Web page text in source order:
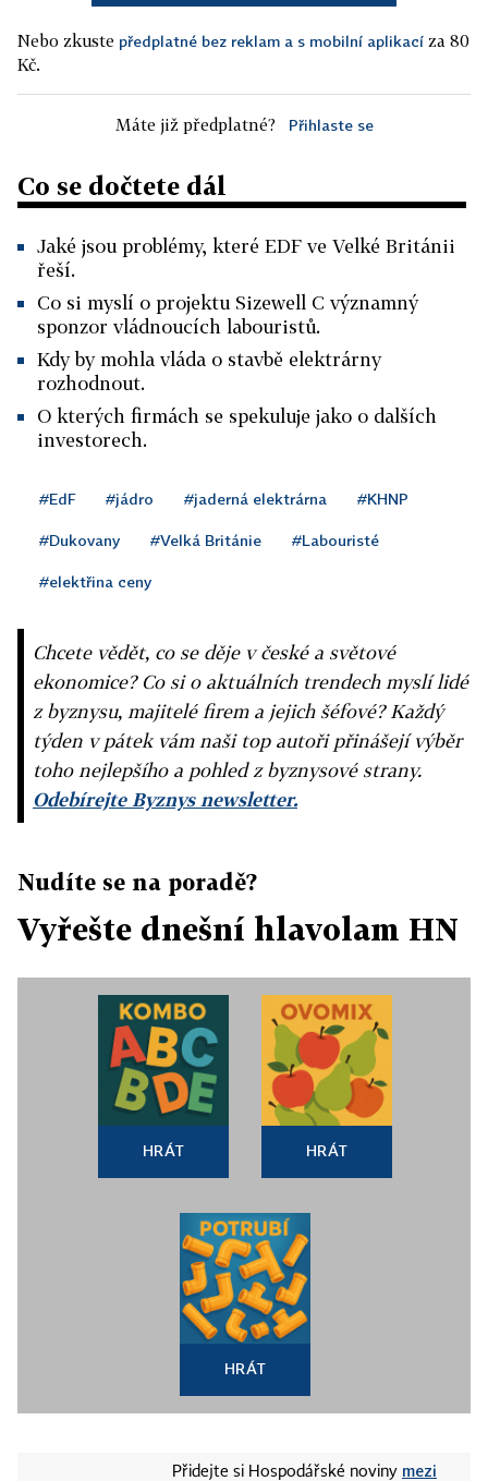
Nebo zkuste předplatné bez reklam a s mobilní aplikací za 80
Kč.
Máte již předplatné? Přihlaste se
Co se dočtete dál
Jaké jsou problémy, které EDF ve Velké Británii
řeší.
Co si myslí o projektu Sizewell C významný
sponzor vládnoucích labouristů.
Kdy by mohla vláda o stavbě elektrárny
rozhodnout.
O kterých firmách se spekuluje jako o dalších
investorech.
#EdF #jádro #jaderná elektrárna #KHNP
#Dukovany #Velká Británie #Labouristé
#elektřina ceny
Chcete vědět, co se děje v české a světové
ekonomice? Co si o aktuálních trendech myslí lidé
z byznysu, majitelé firem a jejich šéfové? Každý
týden v pátek vám naši top autoři přinášejí výběr
toho nejlepšího a pohled z byznysové strany.
Odebírejte Byznys newsletter.
Nudíte se na poradě?
Vyřešte dnešní hlavolam HN
HRÁT HRÁT
HRÁT
Přidejte si Hospodářské noviny mezi